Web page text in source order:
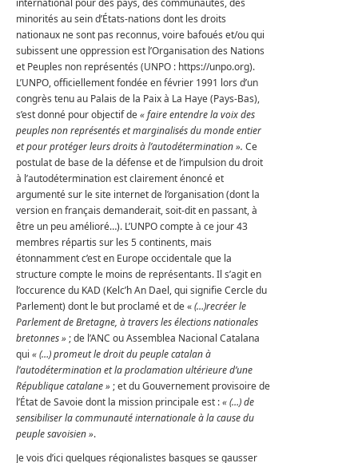
international pour des pays, des communautés, des
minorités au sein d’États-nations dont les droits
nationaux ne sont pas reconnus, voire bafoués et/ou qui
subissent une oppression est l’Organisation des Nations
et Peuples non représentés (UNPO : https://unpo.org).
L’UNPO, officiellement fondée en février 1991 lors d’un
congrès tenu au Palais de la Paix à La Haye (Pays-Bas),
s’est donné pour objectif de« faire entendre la voix des
peuples non représentés et marginalisés du monde entier
et pour protéger leurs droits à l’autodétermination ». Ce
postulat de base de la défense et de l’impulsion du droit
à l’autodétermination est clairement énoncé et
argumenté sur le site internet de l’organisation (dont la
version en français demanderait, soit-dit en passant, à
être un peu amélioré…). L’UNPO compte à ce jour 43
membres répartis sur les 5 continents, mais
étonnamment c’est en Europe occidentale que la
structure compte le moins de représentants. Il s’agit en
l’occurence du KAD (Kelc’h An Dael, qui signifie Cercle du
Parlement) dont le but proclamé et de «(…)recréer le
Parlement de Bretagne, à travers les élections nationales
bretonnes » ; de l’ANC ou Assemblea Nacional Catalana
qui « (…) promeut le droit du peuple catalan à
l’autodétermination et la proclamation ultérieure d’une
République catalane » ; et du Gouvernement provisoire de
l’État de Savoie dont la mission principale est :« (…) de
sensibiliser la communauté internationale à la cause du
peuple savoisien ».
Je vois d’ici quelques régionalistes basques se gausser